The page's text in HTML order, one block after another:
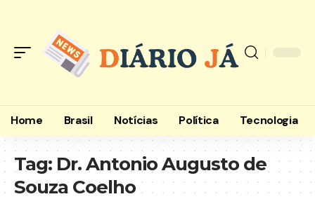
Home Brasil Notícias Política Tecnologia
Tag: Dr. Antonio Augusto de
Souza Coelho